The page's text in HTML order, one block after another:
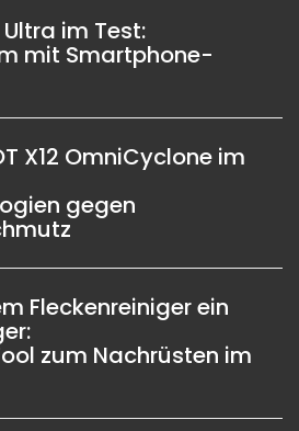
im Test:
mit Smartphone-
X12 OmniCyclone im
gegen
Fleckenreiniger ein
zum Nachrüsten im